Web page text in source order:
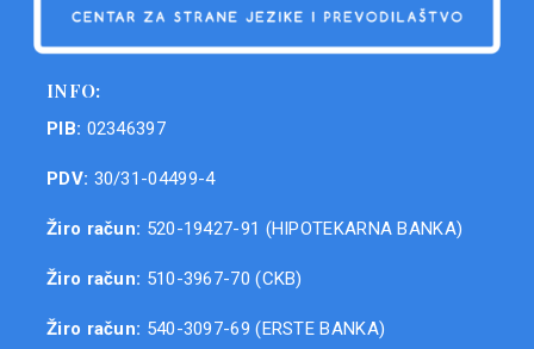
INFO:
PIB: 02346397
PDV: 30/31-04499-4
Žiro račun: 520-19427-91 (HIPOTEKARNA BANKA)
Žiro račun: 510-3967-70 (CKB)
Žiro račun: 540-3097-69 (ERSTE BANKA)